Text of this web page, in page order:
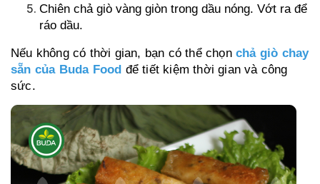
Chiên chả giò vàng giòn trong dầu nóng. Vớt ra để
ráo dầu.
Nếu không có thời gian, bạn có thể chọn chả giò chay
sẵn của Buda Food để tiết kiệm thời gian và công
sức.